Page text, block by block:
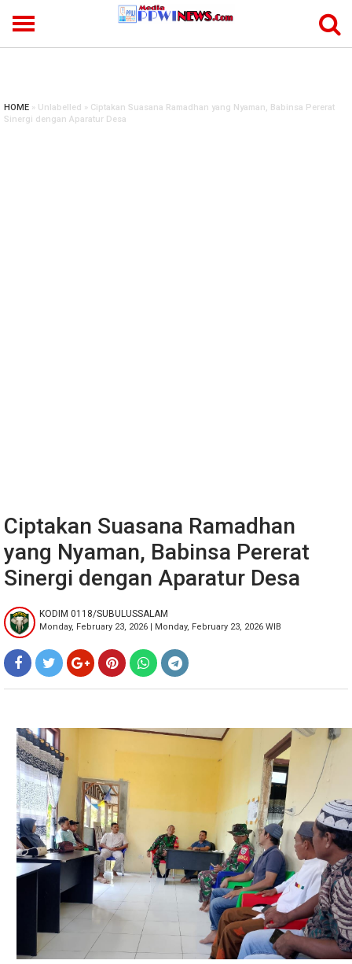
HOME » Unlabelled » Ciptakan Suasana Ramadhan yang Nyaman, Babinsa Pererat
Sinergi dengan Aparatur Desa
Ciptakan Suasana Ramadhan
yang Nyaman, Babinsa Pererat
Sinergi dengan Aparatur Desa
KODIM 0118/SUBULUSSALAM
Monday, February 23, 2026 | Monday, February 23, 2026 WIB